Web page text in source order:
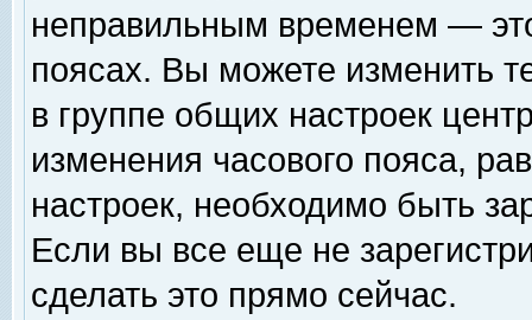
неправильным временем —
поясах. Вы можете изменить
в группе общих настроек
изменения часового пояса,
настроек, необходимо быть
Если вы все еще не
сделать это прямо сейчас.